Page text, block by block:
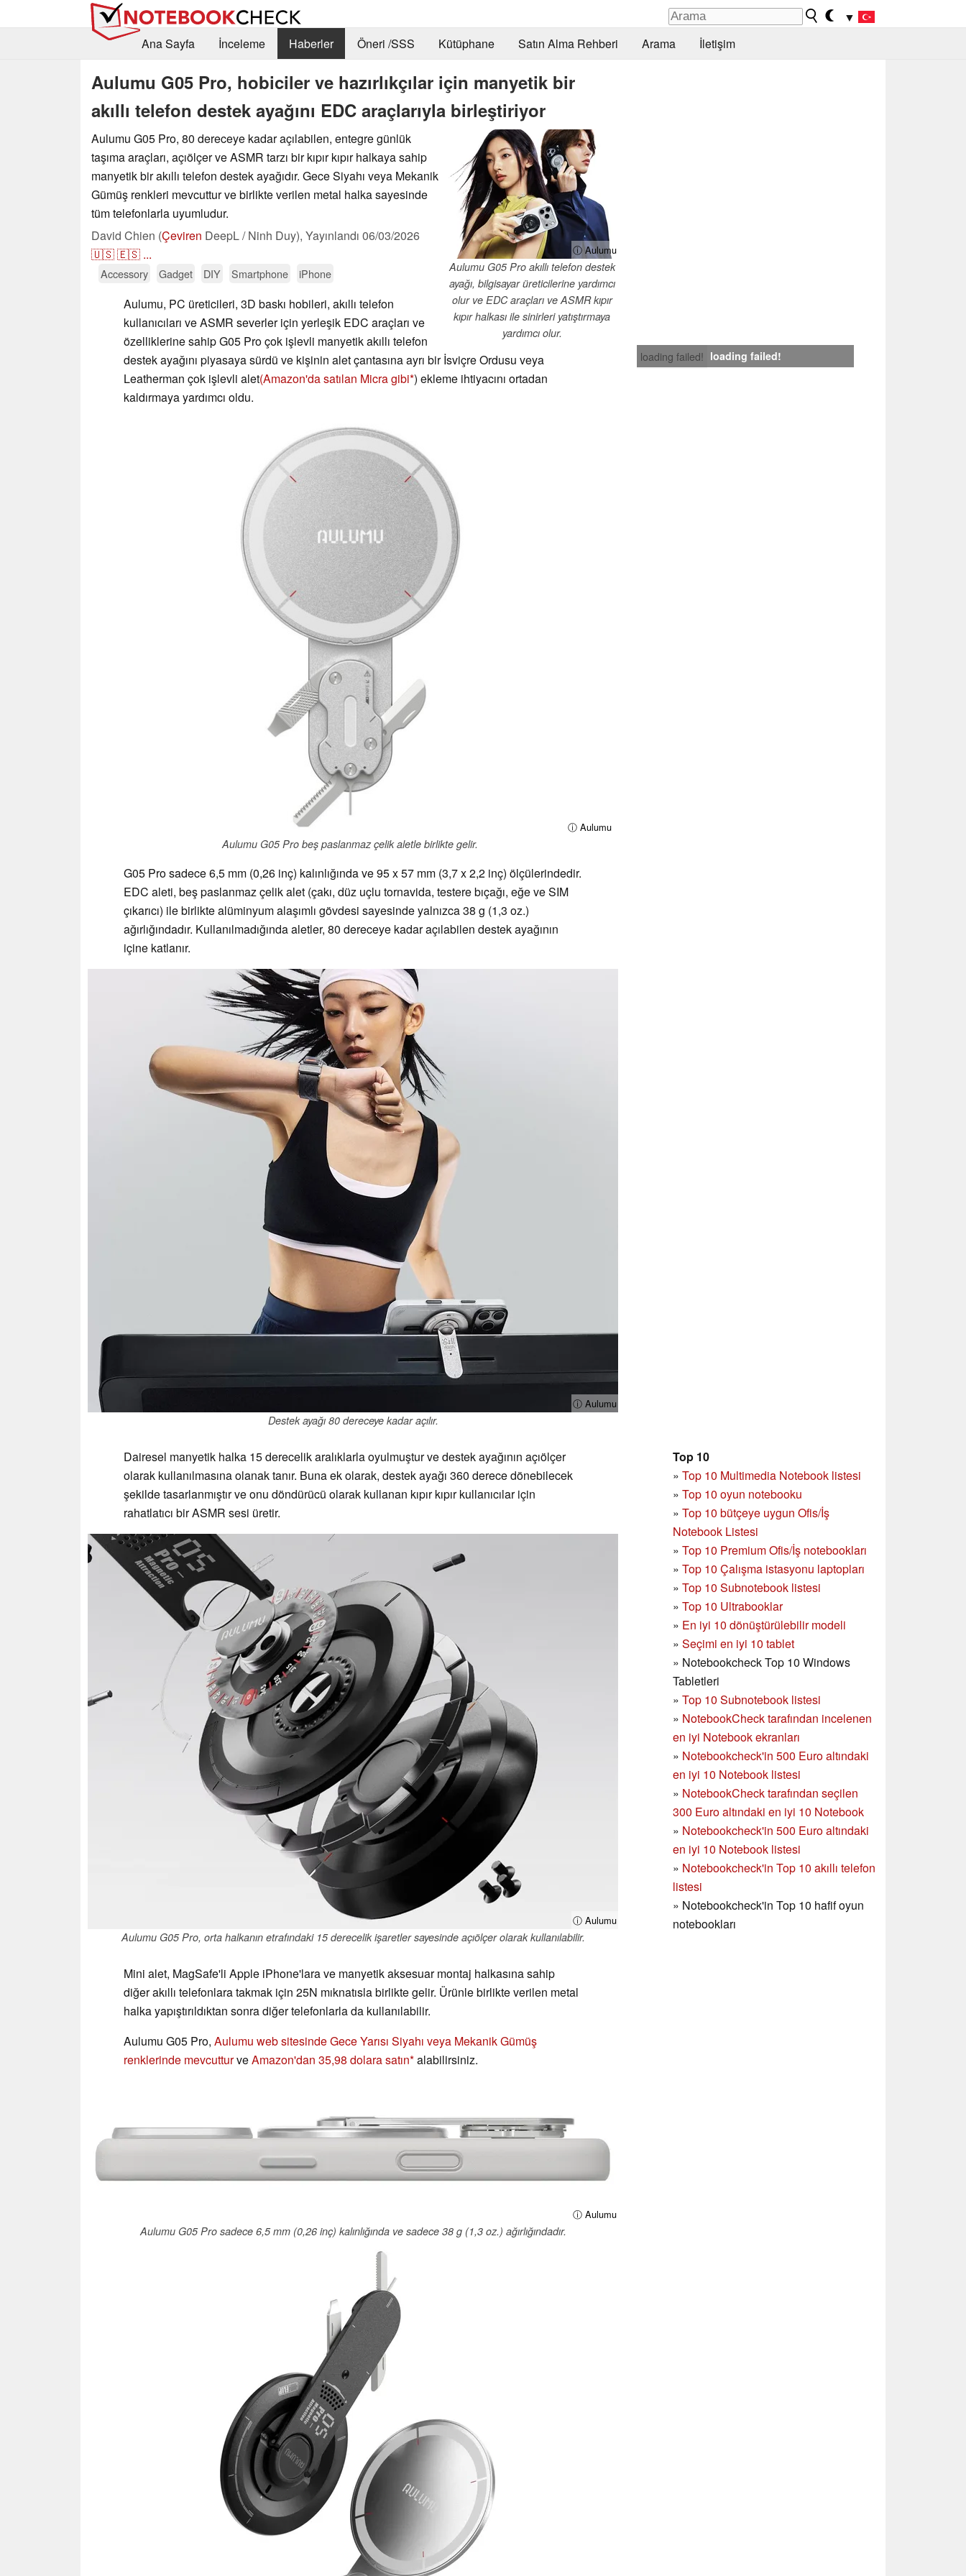
▼
Ana Sayfa
İnceleme Haberler Öneri /SSS Kütüphane Satın Alma Rehberi Arama İletişim
Aulumu G05 Pro, hobiciler ve hazırlıkçılar için manyetik bir
akıllı telefon destek ayağını EDC araçlarıyla birleştiriyor
ⓘ Aulumu
Aulumu G05 Pro akıllı telefon destek
ayağı, bilgisayar üreticilerine yardımcı
olur ve EDC araçları ve ASMR kıpır
kıpır halkası ile sinirleri yatıştırmaya
yardımcı olur.
Aulumu G05 Pro, 80 dereceye kadar açılabilen, entegre günlük
taşıma araçları, açıölçer ve ASMR tarzı bir kıpır kıpır halkaya sahip
manyetik bir akıllı telefon destek ayağıdır. Gece Siyahı veya Mekanik
Gümüş renkleri mevcuttur ve birlikte verilen metal halka sayesinde
tüm telefonlarla uyumludur.
David Chien (Çeviren DeepL / Ninh Duy), Yayınlandı 06/03/2026
🇺🇸🇪🇸 ...
Accessory Gadget DIY Smartphone iPhone
loading failed! loading failed!
Aulumu, PC üreticileri, 3D baskı hobileri, akıllı telefon
kullanıcıları ve ASMR severler için yerleşik EDC araçları ve
özelliklerine sahip G05 Pro çok işlevli manyetik akıllı telefon
destek ayağını piyasaya sürdü ve kişinin alet çantasına ayrı bir İsviçre Ordusu veya
Leatherman çok işlevli alet(Amazon'da satılan Micra gibi ) ekleme ihtiyacını ortadan
kaldırmaya yardımcı oldu.
ⓘ Aulumu
Aulumu G05 Pro beş paslanmaz çelik aletle birlikte gelir.
G05 Pro sadece 6,5 mm (0,26 inç) kalınlığında ve 95 x 57 mm (3,7 x 2,2 inç) ölçülerindedir.
EDC aleti, beş paslanmaz çelik alet (çakı, düz uçlu tornavida, testere bıçağı, eğe ve SIM
çıkarıcı) ile birlikte alüminyum alaşımlı gövdesi sayesinde yalnızca 38 g (1,3 oz.)
ağırlığındadır. Kullanılmadığında aletler, 80 dereceye kadar açılabilen destek ayağının
içine katlanır.
ⓘ Aulumu
Destek ayağı 80 dereceye kadar açılır.
Top 10
» Top 10 Multimedia Notebook listesi
» Top 10 oyun notebooku
» Top 10 bütçeye uygun Ofis/İş
Notebook Listesi
» Top 10 Premium Ofis/İş notebookları
» Top 10 Çalışma istasyonu laptopları
» Top 10 Subnotebook listesi
» Top 10 Ultrabooklar
» En iyi 10 dönüştürülebilir modeli
» Seçimi en iyi 10 tablet
» Notebookcheck Top 10 Windows
Tabletleri
» Top 10 Subnotebook listesi
» NotebookCheck tarafından incelenen
en iyi Notebook ekranları
» Notebookcheck'in 500 Euro altındaki
en iyi 10 Notebook listesi
» NotebookCheck tarafından seçilen
300 Euro altındaki en iyi 10 Notebook
» Notebookcheck'in 500 Euro altındaki
en iyi 10 Notebook listesi
» Notebookcheck'in Top 10 akıllı telefon
listesi
» Notebookcheck'in Top 10 hafif oyun
notebookları
Dairesel manyetik halka 15 derecelik aralıklarla oyulmuştur ve destek ayağının açıölçer
olarak kullanılmasına olanak tanır. Buna ek olarak, destek ayağı 360 derece dönebilecek
şekilde tasarlanmıştır ve onu döndürücü olarak kullanan kıpır kıpır kullanıcılar için
rahatlatıcı bir ASMR sesi üretir.
ⓘ Aulumu
Aulumu G05 Pro, orta halkanın etrafındaki 15 derecelik işaretler sayesinde açıölçer olarak kullanılabilir.
Mini alet, MagSafe'li Apple iPhone'lara ve manyetik aksesuar montaj halkasına sahip
diğer akıllı telefonlara takmak için 25N mıknatısla birlikte gelir. Ürünle birlikte verilen metal
halka yapıştırıldıktan sonra diğer telefonlarla da kullanılabilir.
Aulumu G05 Pro, Aulumu web sitesinde Gece Yarısı Siyahı veya Mekanik Gümüş
renklerinde mevcutturveAmazon'dan 35,98 dolara satın alabilirsiniz.
ⓘ Aulumu
Aulumu G05 Pro sadece 6,5 mm (0,26 inç) kalınlığında ve sadece 38 g (1,3 oz.) ağırlığındadır.